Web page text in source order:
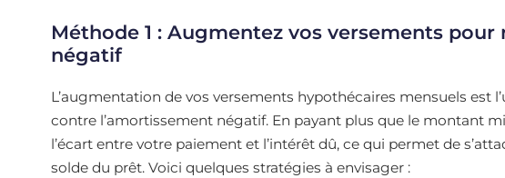
Méthode 1 : Augmentez vos versements
négatif
L’augmentation de vos versements hypothécaires mensuels est
contre l’amortissement négatif. En payant plus que le montant
l’écart entre votre paiement et l’intérêt dû, ce qui permet de
solde du prêt. Voici quelques stratégies à envisager :